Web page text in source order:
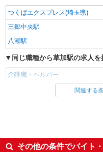
つくばエクスプレス(埼玉県)
三郷中央駅
八潮駅
同じ職種から草加駅の求人を
介護職・ヘルパー
同じ雇用形態から草加駅の求
入社日応相談
関連する
その他の条件でバイト